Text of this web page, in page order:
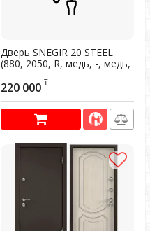
Дверь SNEGIR 20 STEEL
(880, 2050, R, медь, -, медь,
Артикул: 200403
220 000 ₸